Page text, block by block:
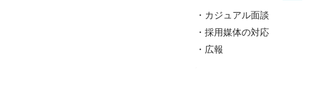
・カジュアル面談
・採用媒体の対応
・広報